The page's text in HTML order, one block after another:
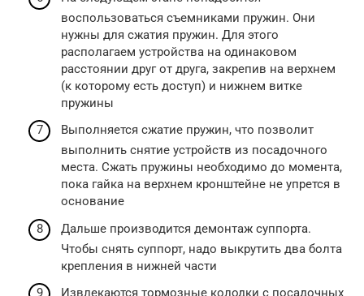
воспользоваться съемниками пружин. Они
нужны для сжатия пружин. Для этого
располагаем устройства на одинаковом
расстоянии друг от друга, закрепив на верхнем
(к которому есть доступ) и нижнем витке
пружины
Выполняется сжатие пружин, что позволит
выполнить снятие устройств из посадочного
места. Сжать пружины необходимо до момента,
пока гайка на верхнем кронштейне не упрется в
основание
Дальше производится демонтаж суппорта.
Чтобы снять суппорт, надо выкрутить два болта
крепления в нижней части
Извлекаются тормозные колодки с посадочных